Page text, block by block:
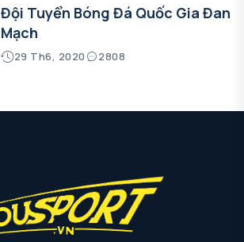
Đội Tuyển Bóng Đá Quốc Gia Đan
Mạch
29 Th6, 2020 2808